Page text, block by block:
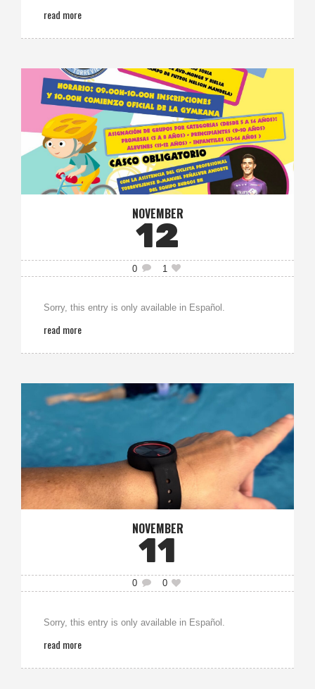
read more
NOVEMBER
12
0 1
Sorry, this entry is only available in Español.
read more
NOVEMBER
11
0 0
Sorry, this entry is only available in Español.
read more